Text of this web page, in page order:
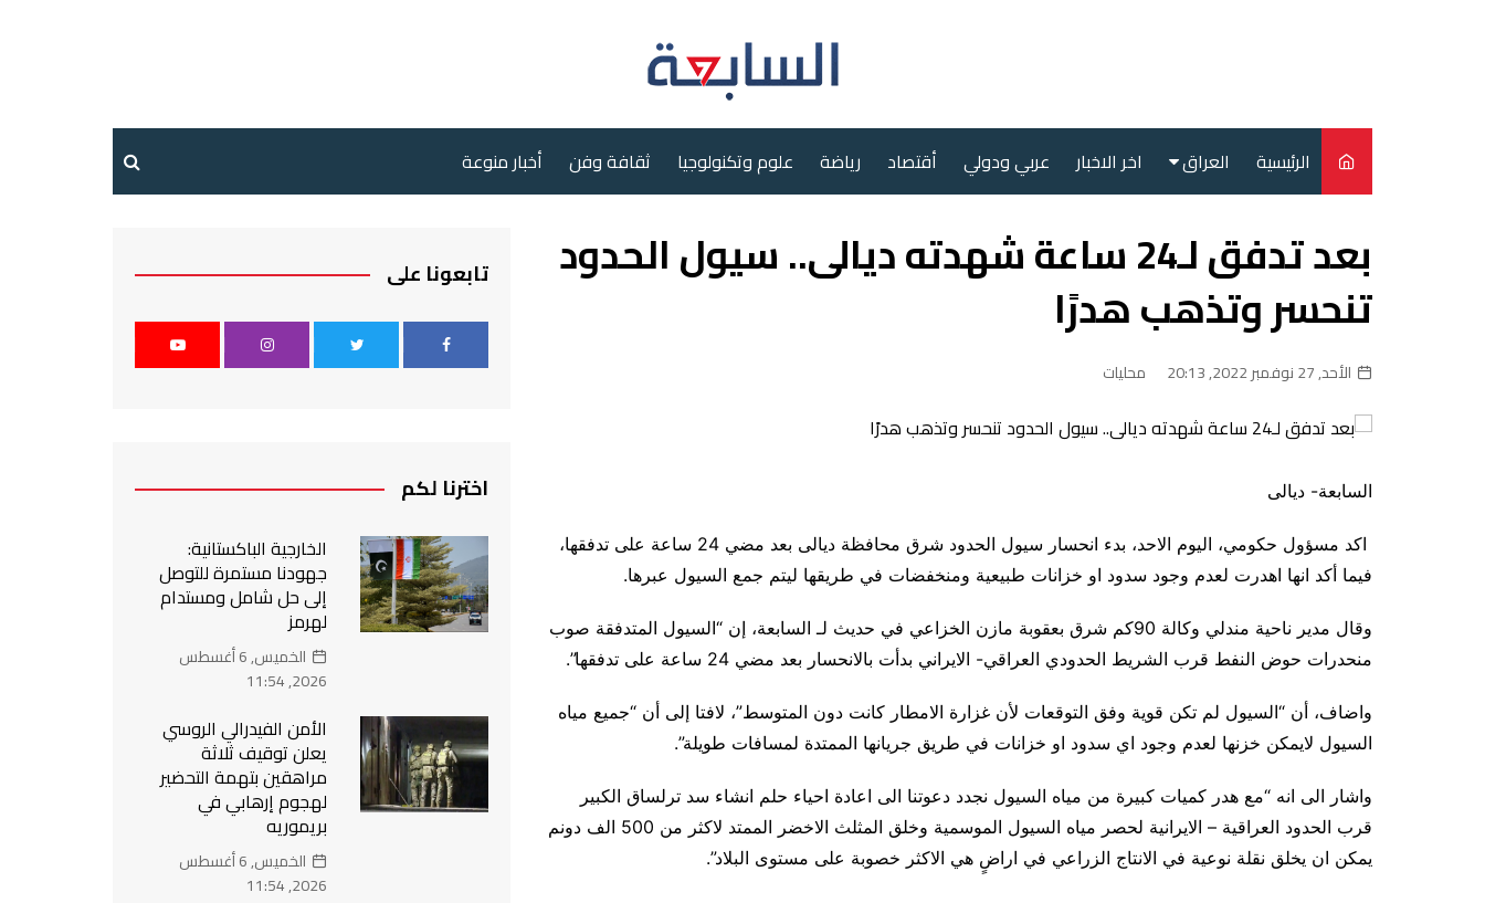
الرئيسية العراق
سياسة
محليات
اخر الاخبار عربي ودولي أقتصاد رياضة علوم وتكنولوجيا ثقافة وفن أخبار منوعة
بعد تدفق لـ24 ساعة شهدته ديالى.. سيول الحدود
تنحسر وتذهب هدرًا
الأحد, 27 نوفمبر 2022, 20:13 محليات
السابعة- ديالى
اكد مسؤول حكومي، اليوم الاحد، بدء انحسار سيول الحدود شرق محافظة ديالى بعد مضي 24 ساعة على تدفقها،
فيما أكد انها اهدرت لعدم وجود سدود او خزانات طبيعية ومنخفضات في طريقها ليتم جمع السيول عبرها.
وقال مدير ناحية مندلي وكالة 90كم شرق بعقوبة مازن الخزاعي في حديث لـ السابعة، إن “السيول المتدفقة صوب
منحدرات حوض النفط قرب الشريط الحدودي العراقي- الايراني بدأت بالانحسار بعد مضي 24 ساعة على تدفقها”.
واضاف، أن “السيول لم تكن قوية وفق التوقعات لأن غزارة الامطار كانت دون المتوسط”، لافتا إلى أن “جميع مياه
السيول لايمكن خزنها لعدم وجود اي سدود او خزانات في طريق جريانها الممتدة لمسافات طويلة”.
واشار الى انه “مع هدر كميات كبيرة من مياه السيول نجدد دعوتنا الى اعادة احياء حلم انشاء سد ترلساق الكبير
قرب الحدود العراقية – الايرانية لحصر مياه السيول الموسمية وخلق المثلث الاخضر الممتد لاكثر من 500 الف دونم
يمكن ان يخلق نقلة نوعية في الانتاج الزراعي في اراضٍ هي الاكثر خصوبة على مستوى البلاد”.
تابعونا على
اخترنا لكم
الخارجية الباكستانية:
جهودنا مستمرة للتوصل
إلى حل شامل ومستدام
لهرمز
الخميس, 6 أغسطس
2026, 11:54
الأمن الفيدرالي الروسي
يعلن توقيف ثلاثة
مراهقين بتهمة التحضير
لهجوم إرهابي في
بريموريه
الخميس, 6 أغسطس
2026, 11:54